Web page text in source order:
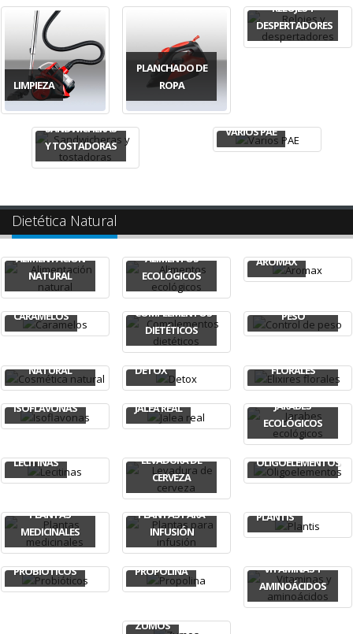
LIMPIEZA
PLANCHADO DE
ROPA
RELOJES Y
DESPERTADORES
SANDWICHERAS
Y TOSTADORAS
VARIOS PAE
Dietética Natural
ALIMENTACIÓN
NATURAL
ALIMENTOS
ECOLÓGICOS
AROMAX
CARAMELOS
COMPLEMENTOS
DIETÉTICOS
PESO
NATURAL
DETOX
FLORALES
ISOFLAVONAS JALEA REAL
JARABES
ECOLÓGICOS
LECITINAS
LEVADURA DE
CERVEZA
OLIGOELEMENTOS
PLANTAS
MEDICINALES
PLANTAS PARA
INFUSIÓN
PLANTIS
PROBIÓTICOS PROPOLINA
VITAMINAS Y
AMINOÁCIDOS
ZUMOS